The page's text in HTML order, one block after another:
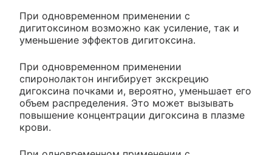
При одновременном применении с
дигитоксином возможно как усиление, так и
уменьшение эффектов дигитоксина.
При одновременном применении
спиронолактон ингибирует экскрецию
дигоксина почками и, вероятно, уменьшает его
объем распределения. Это может вызывать
повышение концентрации дигоксина в плазме
крови.